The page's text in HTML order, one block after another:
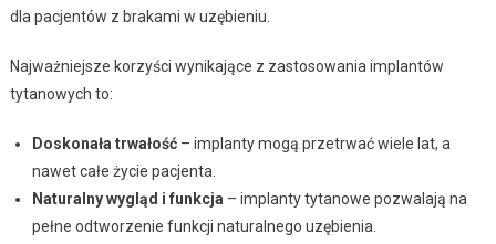
dla pacjentów z brakami w uzębieniu.
Najważniejsze korzyści wynikające z zastosowania implantów
tytanowych to:
Doskonała trwałość– implanty mogą przetrwać wiele lat, a
nawet całe życie pacjenta.
Naturalny wygląd i funkcja – implanty tytanowe pozwalają na
pełne odtworzenie funkcji naturalnego uzębienia.